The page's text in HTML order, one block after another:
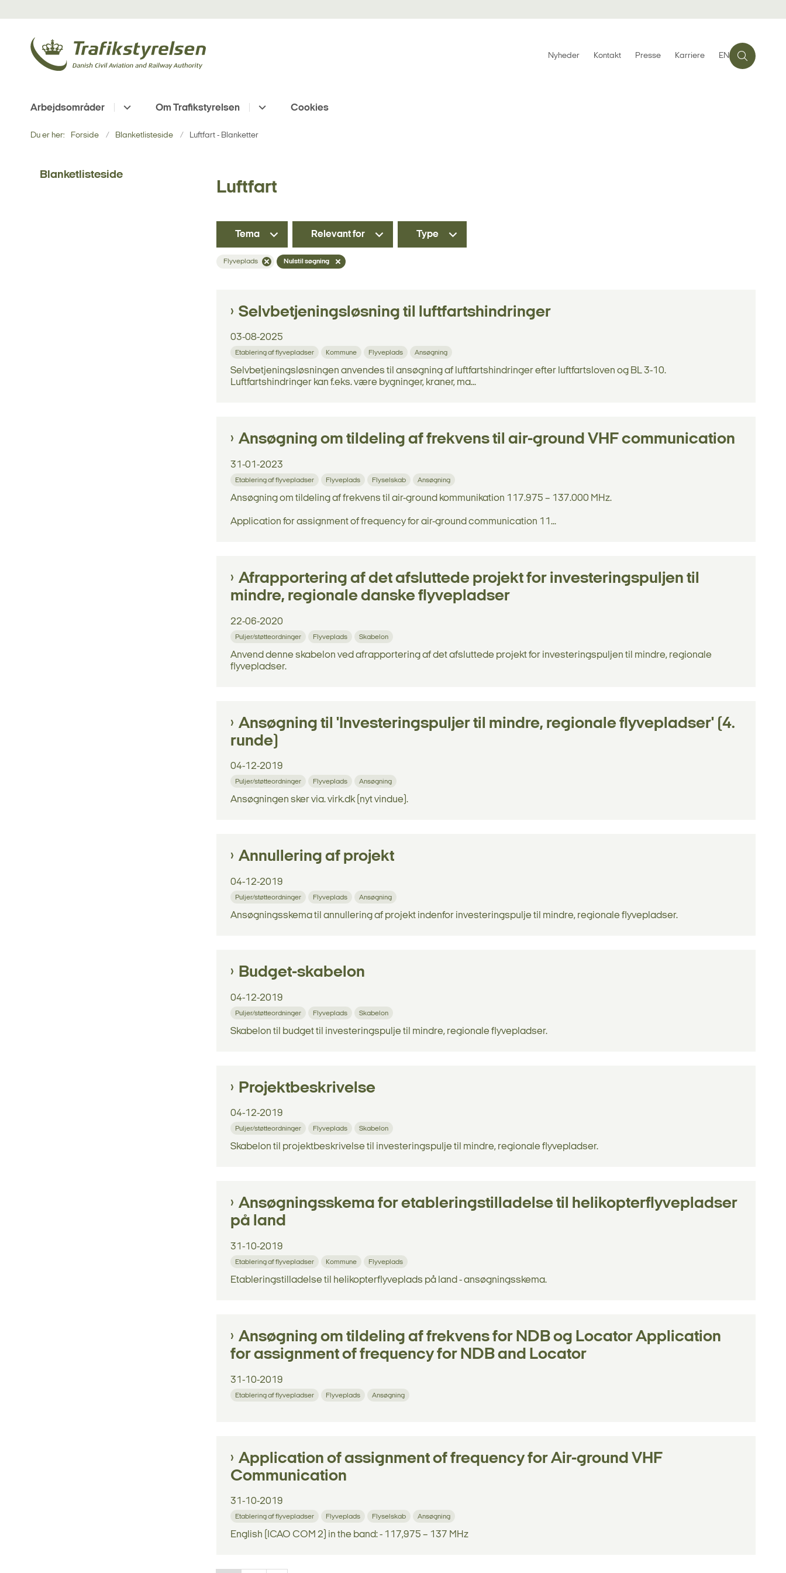
Nyheder Kontakt Presse Karriere EN
Arbejdsområder Om Trafikstyrelsen Cookies
Du er her: Forside Blanketlisteside Luftfart - Blanketter
Blanketlisteside
Luftfart
Tema Relevant for Type
Flyveplads Nulstil søgning
Selvbetjeningsløsning til luftfartshindringer
03-08-2025
Etablering af flyvepladser Kommune Flyveplads Ansøgning
Selvbetjeningsløsningen anvendes til ansøgning af luftfartshindringer efter luftfartsloven og BL 3-10.
Luftfartshindringer kan f.eks. være bygninger, kraner, ma...
Ansøgning om tildeling af frekvens til air-ground VHF communication
31-01-2023
Etablering af flyvepladser Flyveplads Flyselskab Ansøgning
Ansøgning om tildeling af frekvens til air-ground kommunikation 117.975 – 137.000 MHz.
Application for assignment of frequency for air-ground communication 11...
Afrapportering af det afsluttede projekt for investeringspuljen til
mindre, regionale danske flyvepladser
22-06-2020
Puljer/støtteordninger Flyveplads Skabelon
Anvend denne skabelon ved afrapportering af det afsluttede projekt for investeringspuljen til mindre, regionale
flyvepladser.
Ansøgning til 'Investeringspuljer til mindre, regionale flyvepladser' (4.
runde)
04-12-2019
Puljer/støtteordninger Flyveplads Ansøgning
Ansøgningen sker via. virk.dk (nyt vindue).
Annullering af projekt
04-12-2019
Puljer/støtteordninger Flyveplads Ansøgning
Ansøgningsskema til annullering af projekt indenfor investeringspulje til mindre, regionale flyvepladser.
Budget-skabelon
04-12-2019
Puljer/støtteordninger Flyveplads Skabelon
Skabelon til budget til investeringspulje til mindre, regionale flyvepladser.
Projektbeskrivelse
04-12-2019
Puljer/støtteordninger Flyveplads Skabelon
Skabelon til projektbeskrivelse til investeringspulje til mindre, regionale flyvepladser.
Ansøgningsskema for etableringstilladelse til helikopterflyvepladser
på land
31-10-2019
Etablering af flyvepladser Kommune Flyveplads
Etableringstilladelse til helikopterflyveplads på land - ansøgningsskema.
Ansøgning om tildeling af frekvens for NDB og Locator Application
for assignment of frequency for NDB and Locator
31-10-2019
Etablering af flyvepladser Flyveplads Ansøgning
Application of assignment of frequency for Air-ground VHF
Communication
31-10-2019
Etablering af flyvepladser Flyveplads Flyselskab Ansøgning
English (ICAO COM 2) in the band: - 117,975 – 137 MHz